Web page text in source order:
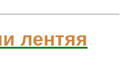
лентяя